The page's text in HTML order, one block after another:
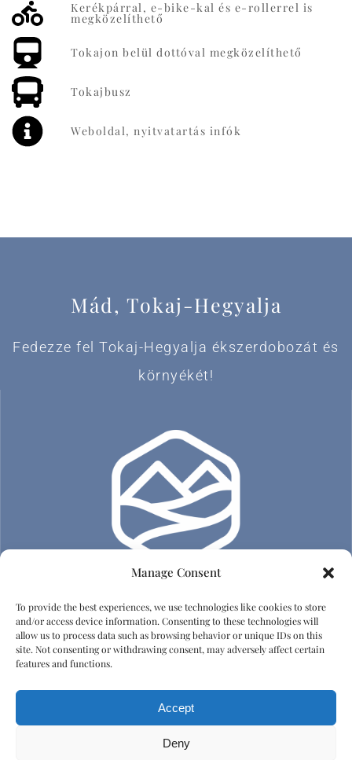
Manage Consent
To provide the best experiences, we use technologies like cookies to store
and/or access device information. Consenting to these technologies will
allow us to process data such as browsing behavior or unique IDs on this
site. Not consenting or withdrawing consent, may adversely affect certain
features and functions.
Accept
Deny
Kerékpárral, e-bike-kal és e-rollerrel is
megközelíthető
Tokajon belül dottóval megközelíthető
Tokajbusz
Weboldal, nyitvatartás infók
Mád, Tokaj-Hegyalja
Fedezze fel Tokaj-Hegyalja ékszerdobozát és
környékét!
Adatvédelem
Impresszum